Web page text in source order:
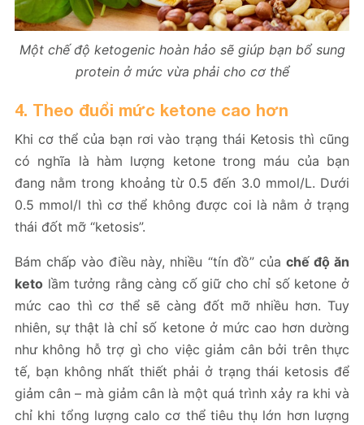
Một chế độ ketogenic hoàn hảo sẽ giúp bạn bổ sung
protein ở mức vừa phải cho cơ thể
4. Theo đuổi mức ketone cao hơn
Khi cơ thể của bạn rơi vào trạng thái Ketosis thì cũng
có nghĩa là hàm lượng ketone trong máu của bạn
đang nằm trong khoảng từ 0.5 đến 3.0 mmol/L. Dưới
0.5 mmol/l thì cơ thể không được coi là nằm ở trạng
thái đốt mỡ “ketosis”.
Bám chấp vào điều này, nhiều “tín đồ” của chế độ ăn
keto lầm tưởng rằng càng cố giữ cho chỉ số ketone ở
mức cao thì cơ thể sẽ càng đốt mỡ nhiều hơn. Tuy
nhiên, sự thật là chỉ số ketone ở mức cao hơn dường
như không hỗ trợ gì cho việc giảm cân bởi trên thực
tế, bạn không nhất thiết phải ở trạng thái ketosis để
giảm cân – mà giảm cân là một quá trình xảy ra khi và
chỉ khi tổng lượng calo cơ thể tiêu thụ lớn hơn lượng